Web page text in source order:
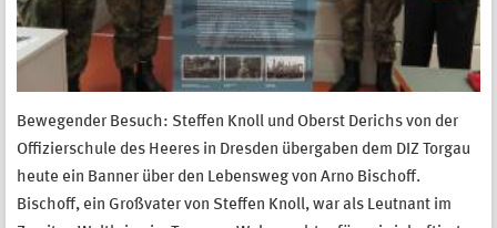
Bewegender Besuch: Steffen Knoll und Oberst Derichs von der
Offizierschule des Heeres in Dresden übergaben dem DIZ Torgau
heute ein Banner über den Lebensweg von Arno Bischoff.
Bischoff, ein Großvater von Steffen Knoll, war als Leutnant im